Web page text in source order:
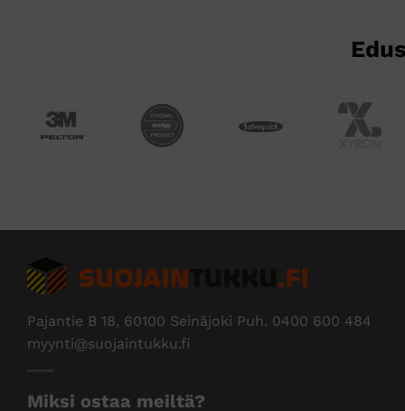
Pajantie B 18, 60100 Seinäjoki Puh. 0400 600 484
myynti@suojaintukku.fi
Miksi ostaa meiltä?